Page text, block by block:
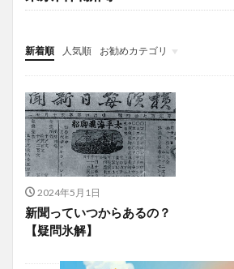
新着順 人気順
お勧めカテゴリ
投稿
学び
マンガ
電子書籍
2024年5月1日
新聞っていつからあるの？
【疑問氷解】